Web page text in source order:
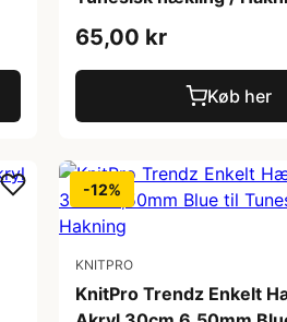
65,00 kr
Køb her
-12%
KNITPRO
KnitPro Trendz Enkelt